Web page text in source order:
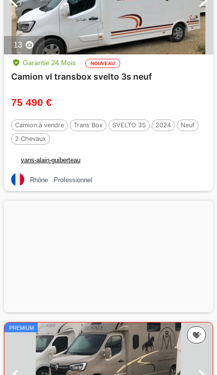
13
Garantie 24 Mois NOUVEAU
Camion vl transbox svelto 3s neuf
75 490 €
Camion à vendre Trans Box SVELTO 3S 2024
Neuf
2 Chevaux
vans-alain-guiberteau
Rhône Professionnel
PREMIUM